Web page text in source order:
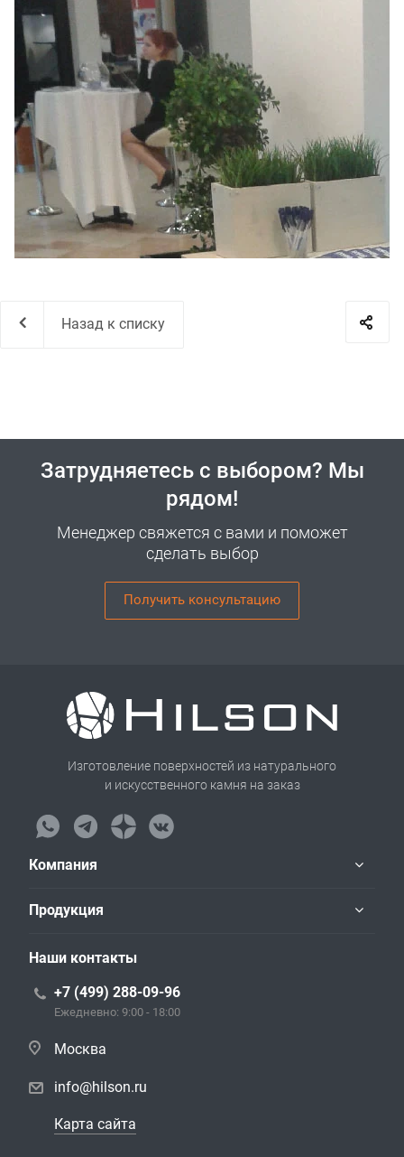
Назад к списку
Затрудняетесь с выбором? Мы
рядом!
Менеджер свяжется с вами и поможет
сделать выбор
Получить консультацию
Изготовление поверхностей из натурального
и искусственного камня на заказ
Компания
Продукция
Наши контакты
+7 (499) 288-09-96
Ежедневно: 9:00 - 18:00
Москва
info@hilson.ru
Карта сайта